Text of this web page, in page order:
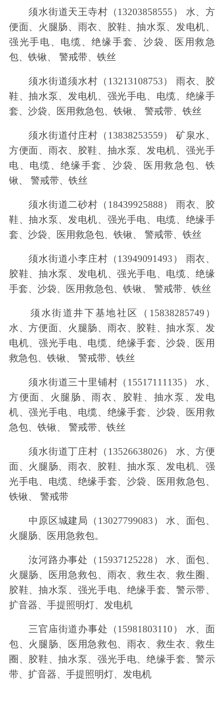
须水街道天王寺村（13203858555） 水、方
便面、火腿肠、雨衣、胶鞋、抽水泵、发电机、
强光手电、电缆、绝缘手套、沙袋、医用救急
包、铁锹、 警戒带、铁丝
须水街道须水村（13213108753） 雨衣、胶
鞋、抽水泵、发电机、强光手电、电缆、绝缘手
套、沙袋、医用救急包、铁锹、 警戒带、铁丝
须水街道付庄村（13838253559） 矿泉水、
方便面、雨衣、胶鞋、抽水泵、发电机、强光手
电、电缆、绝缘手套、沙袋、医用救急包、铁
锹、 警戒带、铁丝
须水街道二砂村（18439925888） 雨衣、胶
鞋、抽水泵、发电机、强光手电、电缆、绝缘手
套、沙袋、医用救急包、铁锹、 警戒带、铁丝
须水街道小李庄村（13949091493） 雨衣、
胶鞋、抽水泵、发电机、强光手电、电缆、绝缘
手套、沙袋、医用救急包、铁锹、 警戒带、铁丝
须水街道井下基地社区（15838285749）
水、方便面、火腿肠、雨衣、胶鞋、抽水泵、发
电机、强光手电、电缆、绝缘手套、沙袋、医用
救急包、铁锹、 警戒带、铁丝
须水街道三十里铺村（15517111135） 水、
方便面、火腿肠、雨衣、胶鞋、抽水泵、发电
机、强光手电、电缆、绝缘手套、沙袋、医用救
急包、铁锹、 警戒带、铁丝
须水街道丁庄村（13526638026） 水、方便
面、火腿肠、雨衣、胶鞋、抽水泵、发电机、强
光手电、电缆、绝缘手套、沙袋、医用救急包、
铁锹、 警戒带
中原区城建局（13027799083） 水、面包、
火腿肠、医用急救包。
汝河路办事处（15937125228） 水、面包、
火腿肠、医用急救包、雨衣、救生衣、救生圈、
胶鞋、抽水泵、强光手电、绝缘手套、警示带、
扩音器、手提照明灯、发电机
三官庙街道办事处（15981803110） 水、面
包、火腿肠、医用急救包、雨衣、救生衣、救生
圈、胶鞋、抽水泵、强光手电、绝缘手套、警示
带、扩音器、手提照明灯、发电机